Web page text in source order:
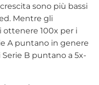
sono più bassi
Mentre gli
ottenere 100x per i
A puntano in genere
Serie B puntano a 5x-